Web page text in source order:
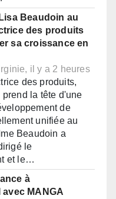
Beaudoin au
des produits
sa croissance en
il y a 2 heures
des produits,
prend la tête d'une
de
unifiée au
Beaudoin a
le
et le…
à
MANGA